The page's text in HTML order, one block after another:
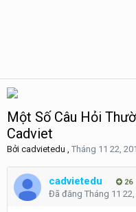
Một Số Câu Hỏi
Cadviet
Bởi cadvietedu , Tháng 11 22,
cadvietedu 26
Đã đăng Tháng 11